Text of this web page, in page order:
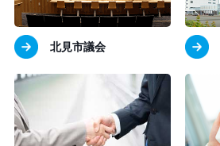
北見市議会